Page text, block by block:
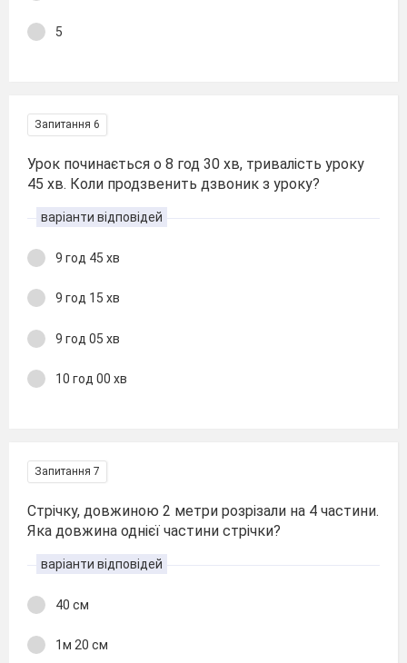
5
Запитання 6
Урок починається о 8 год 30 хв, тривалість уроку
45 хв. Коли продзвенить дзвоник з уроку?
варіанти відповідей
9 год 45 хв
9 год 15 хв
9 год 05 хв
10 год 00 хв
Запитання 7
Стрічку, довжиною 2 метри розрізали на 4 частини.
Яка довжина однієї частини стрічки?
варіанти відповідей
40 см
1м 20 см